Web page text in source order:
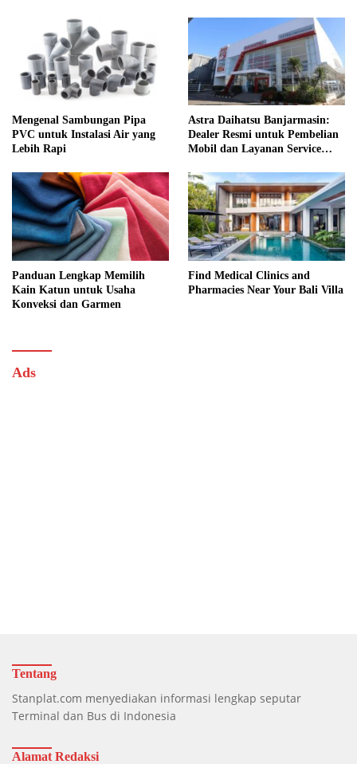
Mengenal Sambungan Pipa
PVC untuk Instalasi Air yang
Lebih Rapi
Astra Daihatsu Banjarmasin:
Dealer Resmi untuk Pembelian
Mobil dan Layanan Service
Panduan Lengkap Memilih
Kain Katun untuk Usaha
Konveksi dan Garmen
Find Medical Clinics and
Pharmacies Near Your Bali Villa
Ads
Tentang
Stanplat.com menyediakan informasi lengkap seputar
Terminal dan Bus di Indonesia
Alamat Redaksi